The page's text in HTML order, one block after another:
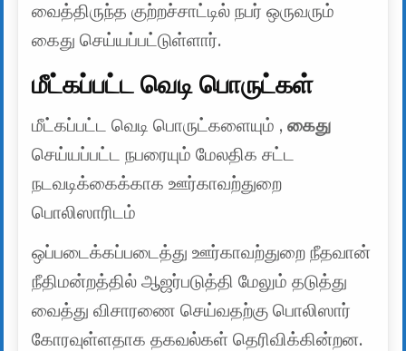
வைத்திருந்த குற்றச்சாட்டில் நபர் ஒருவரும்
கைது செய்யப்பட்டுள்ளார்.
மீட்கப்பட்ட வெடி பொருட்கள்
மீட்கப்பட்ட வெடி பொருட்களையும் ,கைது
செய்யப்பட்ட நபரையும் மேலதிக சட்ட
நடவடிக்கைக்காக ஊர்காவற்துறை
பொலிஸாரிடம்
ஒப்படைக்கப்படைத்து ஊர்காவற்துறை நீதவான்
நீதிமன்றத்தில் ஆஜர்படுத்தி மேலும் தடுத்து
வைத்து விசாரணை செய்வதற்கு பொலிஸார்
கோரவுள்ளதாக தகவல்கள் தெரிவிக்கின்றன.